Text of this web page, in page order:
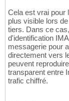
Cela est vrai pour
plus visible lors
tiers. Dans ce
d'identification
messagerie pour
directement vers
peuvent
transparent entre
trafic chiffré.